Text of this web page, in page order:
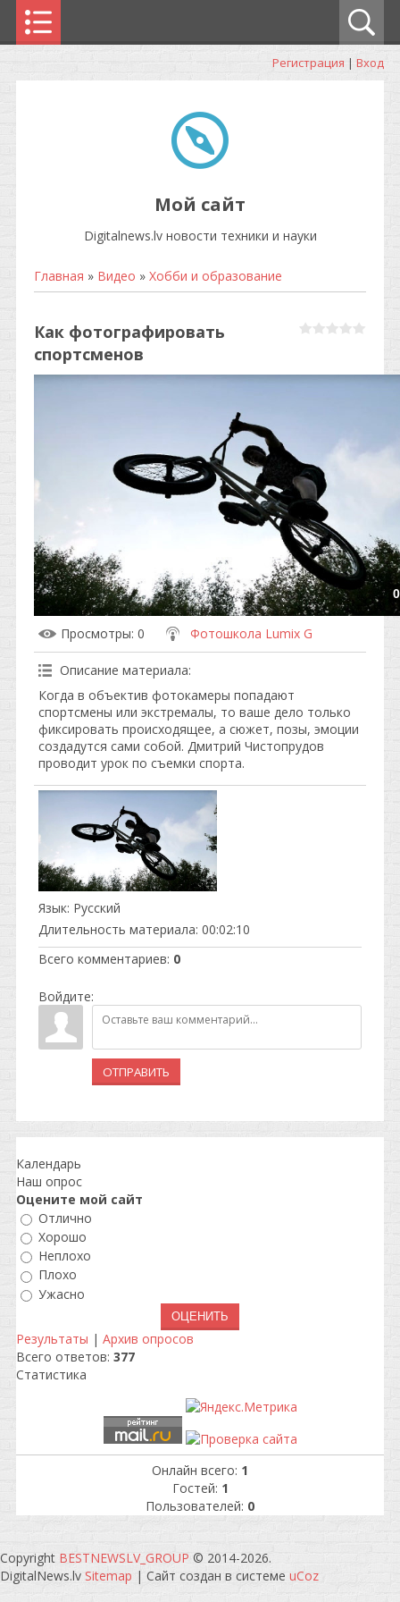
Регистрация | Вход
Мой сайт
Digitalnews.lv новости техники и науки
Главная » Видео » Хобби и образование
Как фотографировать
спортсменов
Просмотры: 0 Фотошкола Lumix G
Описание материала:
Когда в объектив фотокамеры попадают
спортсмены или экстремалы, то ваше дело только
фиксировать происходящее, а сюжет, позы, эмоции
создадутся сами собой. Дмитрий Чистопрудов
проводит урок по съемки спорта.
Язык: Русский
Длительность материала: 00:02:10
Всего комментариев: 0
Войдите:
ОТПРАВИТЬ
Календарь
Наш опрос
Оцените мой сайт
Отлично
Хорошо
Неплохо
Плохо
Ужасно
Результаты | Архив опросов
Всего ответов: 377
Статистика
Онлайн всего: 1
Гостей: 1
Пользователей: 0
Copyright BESTNEWSLV_GROUP © 2014-2026.
DigitalNews.lv Sitemap | Сайт создан в системе uCoz